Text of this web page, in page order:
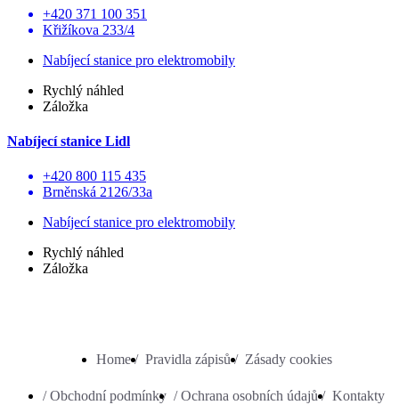
+420 371 100 351
Křižíkova 233/4
Nabíjecí stanice pro elektromobily
Rychlý náhled
Záložka
Nabíjecí stanice Lidl
+420 800 115 435
Brněnská 2126/33a
Nabíjecí stanice pro elektromobily
Rychlý náhled
Záložka
Home / Pravidla zápisů / Zásady cookies
/ Obchodní podmínky / Ochrana osobních údajů / Kontakty